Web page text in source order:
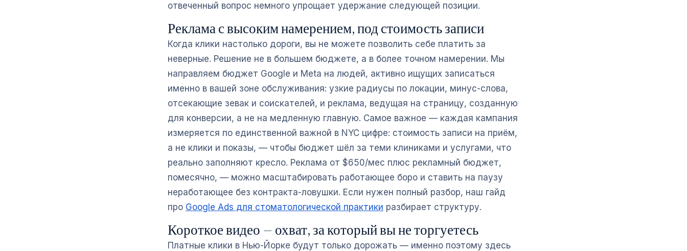
отвеченный вопрос немного упрощает удержание следующей позиции.
Реклама с высоким намерением, под стоимость записи
Когда клики настолько дороги, вы не можете позволить себе платить за
неверные. Решение не в большем бюджете, а в более точном намерении. Мы
направляем бюджет Google и Meta на людей, активно ищущих записаться
именно в вашей зоне обслуживания: узкие радиусы по локации, минус-слова,
отсекающие зевак и соискателей, и реклама, ведущая на страницу, созданную
для конверсии, а не на медленную главную. Самое важное — каждая кампания
измеряется по единственной важной в NYC цифре: стоимость записи на приём,
а не клики и показы, — чтобы бюджет шёл за теми клиниками и услугами, что
реально заполняют кресло. Реклама от $650/мес плюс рекламный бюджет,
помесячно, — можно масштабировать работающее боро и ставить на паузу
неработающее без контракта-ловушки. Если нужен полный разбор, наш гайд
про Google Ads для стоматологической практики разбирает структуру.
Короткое видео — охват, за который вы не торгуетесь
Платные клики в Нью-Йорке будут только дорожать — именно поэтому здесь